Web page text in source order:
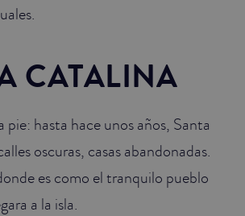
CATALINA
hasta hace unos años, Santa
oscuras, casas abandonadas.
es como el tranquilo pueblo
a la isla.